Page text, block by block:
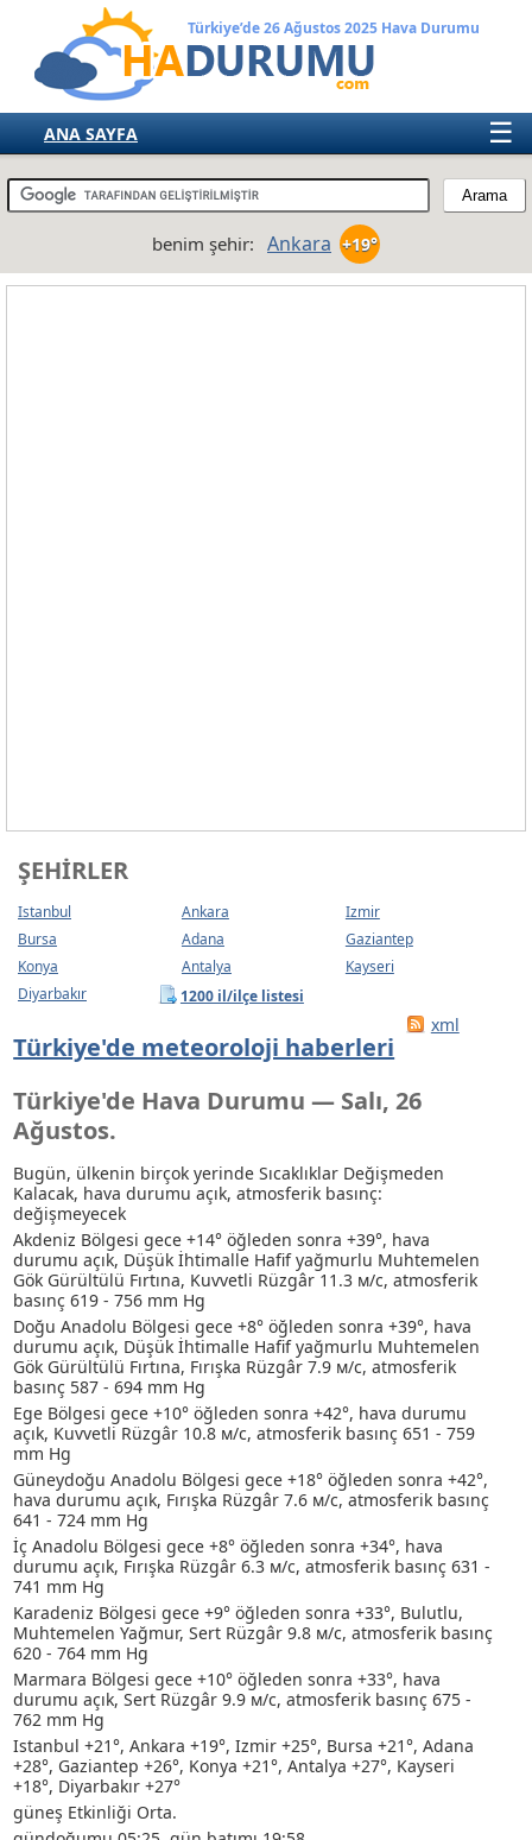
Türkiye’de 26 Ağustos 2025 Hava Durumu
☰
ANA SAYFA
TÜRKİYE
AVRUPA
benim şehir: Ankara +19°
ŞEHIRLER
Istanbul Ankara
Izmir
Bursa
Adana
Gaziantep
Konya
Antalya
Kayseri
Diyarbakır
1200 il/ilçe listesi
Türkiye'de meteoroloji haberleri
xml
Türkiye'de Hava Durumu — Salı, 26
Ağustos.
Bugün, ülkenin birçok yerinde Sıcaklıklar Değişmeden
Kalacak, hava durumu açık, atmosferik basınç:
değişmeyecek
Akdeniz Bölgesi gece +14° öğleden sonra +39°, hava
durumu açık, Düşük İhtimalle Hafif yağmurlu Muhtemelen
Gök Gürültülü Fırtına, Kuvvetli Rüzgâr 11.3 м/с, atmosferik
basınç 619 - 756 mm Hg
Doğu Anadolu Bölgesi gece +8° öğleden sonra +39°, hava
durumu açık, Düşük İhtimalle Hafif yağmurlu Muhtemelen
Gök Gürültülü Fırtına, Fırışka Rüzgâr 7.9 м/с, atmosferik
basınç 587 - 694 mm Hg
Ege Bölgesi gece +10° öğleden sonra +42°, hava durumu
açık, Kuvvetli Rüzgâr 10.8 м/с, atmosferik basınç 651 - 759
mm Hg
Güneydoğu Anadolu Bölgesi gece +18° öğleden sonra +42°,
hava durumu açık, Fırışka Rüzgâr 7.6 м/с, atmosferik basınç
641 - 724 mm Hg
İç Anadolu Bölgesi gece +8° öğleden sonra +34°, hava
durumu açık, Fırışka Rüzgâr 6.3 м/с, atmosferik basınç 631 -
741 mm Hg
Karadeniz Bölgesi gece +9° öğleden sonra +33°, Bulutlu,
Muhtemelen Yağmur, Sert Rüzgâr 9.8 м/с, atmosferik basınç
620 - 764 mm Hg
Marmara Bölgesi gece +10° öğleden sonra +33°, hava
durumu açık, Sert Rüzgâr 9.9 м/с, atmosferik basınç 675 -
762 mm Hg
Istanbul +21°, Ankara +19°, Izmir +25°, Bursa +21°, Adana
+28°, Gaziantep +26°, Konya +21°, Antalya +27°, Kayseri
+18°, Diyarbakır +27°
güneş Etkinliği Orta.